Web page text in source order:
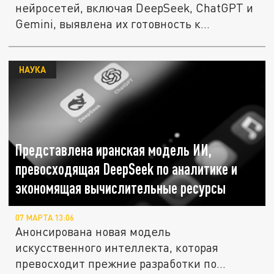
нейросетей, включая DeepSeek, ChatGPT и
Gemini, выявлена их готовность к...
Представлена иранская модель ИИ,
превосходящая DeepSeek по аналитике и
экономящая вычислительные ресурсы
НАУКА
07 МАРТА 13:06
Анонсирована новая модель
искусственного интеллекта, которая
превосходит прежние разработки по